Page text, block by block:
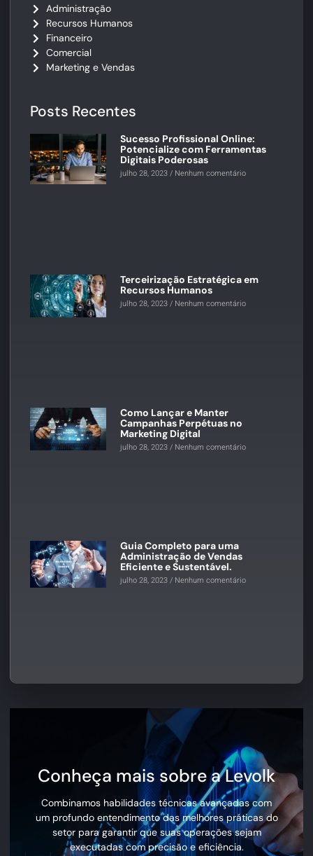
Administração
Recursos Humanos
Financeiro
Comercial
Marketing e Vendas
Posts Recentes
Sucesso Profissional Online:
Potencialize com Ferramentas
Digitais Poderosas
julho 28, 2023 Nenhum comentário
Terceirização Estratégica em
Recursos Humanos
julho 28, 2023 Nenhum comentário
Como Lançar e Manter
Campanhas Perpétuas no
Marketing Digital
julho 28, 2023 Nenhum comentário
Guia Completo para uma
Administração de Vendas
Eficiente e Sustentável.
julho 28, 2023 Nenhum comentário
Conheça mais sobre a Levolk
Combinamos habilidades técnicas avançadas com
um profundo entendimento das melhores práticas do
setor para garantir que suas operações sejam
executadas com precisão e eficiência.